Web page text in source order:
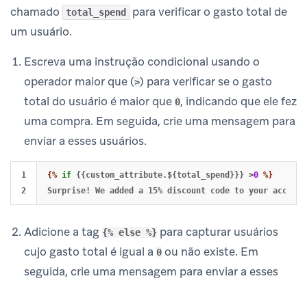
chamado
total_spend
para verificar o gasto total de
um usuário.
Escreva uma instrução condicional usando o
operador maior que (>) para verificar se o gasto
total do usuário é maior que 0, indicando que ele fez
uma compra. Em seguida, crie uma mensagem para
enviar a esses usuários.
1
{% if {{custom_attribute.${total_spend}}} >0 %}
Adicione a tag {% else %} para capturar usuários
cujo gasto total é igual a 0 ou não existe. Em
seguida, crie uma mensagem para enviar a esses